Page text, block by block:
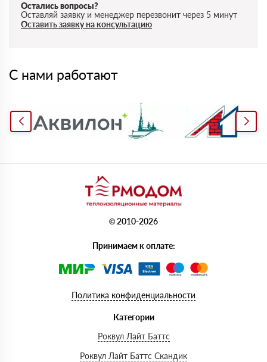
Остались вопросы?
Оставляй заявку и менеджер перезвонит через 5 минут
Оставить заявку на консультацию
С нами работают
© 2010-2026
Принимаем к оплате:
Политика конфиденциальности
Категории
Роквул Лайт Баттс
Роквул Лайт Баттс Скандик